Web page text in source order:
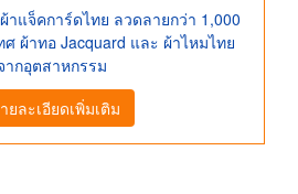
าแจ็คการ์ดไทย ลวดลายกว่า 1,000
ผ้าทอ Jacquard และ ผ้าไหมไทย
ากอุตสาหกรรม
ยละเอียดเพิ่มเติม